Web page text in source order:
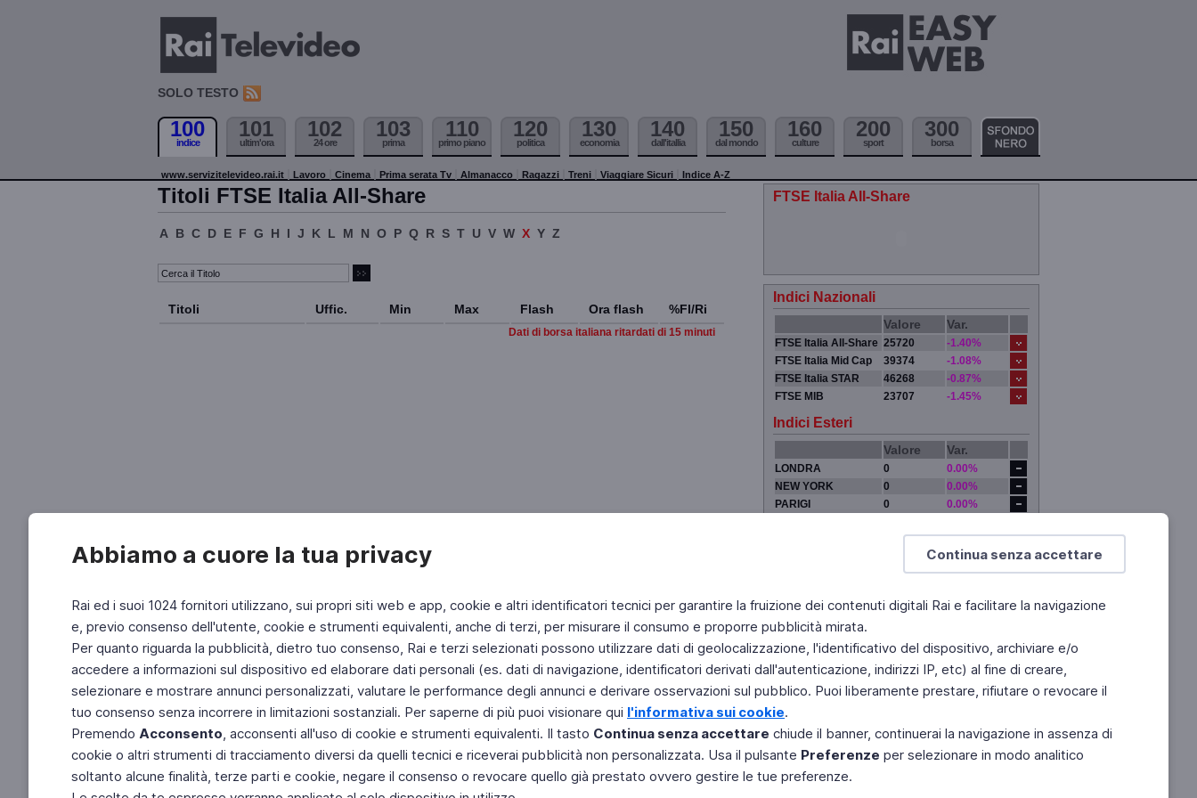
Continua senza accettare
Abbiamo a cuore la tua privacy
Rai ed i suoi 1024 fornitori utilizzano, sui propri siti web e app, cookie e altri identificatori tecnici per garantire la fruizione dei contenuti digitali Rai e facilitare la navigazione
e, previo consenso dell'utente, cookie e strumenti equivalenti, anche di terzi, per misurare il consumo e proporre pubblicità mirata.
Per quanto riguarda la pubblicità, dietro tuo consenso, Rai e terzi selezionati possono utilizzare dati di geolocalizzazione, l'identificativo del dispositivo, archiviare e/o
accedere a informazioni sul dispositivo ed elaborare dati personali (es. dati di navigazione, identificatori derivati dall'autenticazione, indirizzi IP, etc) al fine di creare,
selezionare e mostrare annunci personalizzati, valutare le performance degli annunci e derivare osservazioni sul pubblico. Puoi liberamente prestare, rifiutare o revocare il
tuo consenso senza incorrere in limitazioni sostanziali. Per saperne di più puoi visionare qui l'informativa sui cookie.
Premendo Acconsento, acconsenti all'uso di cookie e strumenti equivalenti. Il tasto Continua senza accettare chiude il banner, continuerai la navigazione in assenza di
cookie o altri strumenti di tracciamento diversi da quelli tecnici e riceverai pubblicità non personalizzata. Usa il pulsante Preferenze per selezionare in modo analitico
soltanto alcune finalità, terze parti e cookie, negare il consenso o revocare quello già prestato ovvero gestire le tue preferenze.
SOLO TESTO
100
indice
101
ultim'ora
102
24 ore
103
prima
110
primo piano
120
politica
130
economia
140
dall'itallia
150
dal mondo
160
culture
200
sport
300
borsa
www.servizitelevideo.rai.it Lavoro Cinema Prima serata Tv Almanacco Ragazzi Treni Viaggiare Sicuri Indice A-Z
Titoli FTSE Italia All-Share
A B C D E F G H I J K L M N O P Q R S T U V W X Y Z
Titoli Uffic. Min Max Flash Ora flash %Fl/Ri
Dati di borsa italiana ritardati di 15 minuti
FTSE Italia All-Share
Indici Nazionali
Valore Var.
FTSE Italia All-Share 25720
-1.40%
FTSE Italia Mid Cap
39374
-1.08%
FTSE Italia STAR
46268
-0.87%
FTSE MIB
23707 -1.45%
Indici Esteri
Valore Var.
LONDRA 0
0.00%
NEW YORK
0
0.00%
PARIGI
0
0.00%
Fai di Televideo la tua Home Page Chi Siamo
Copyright © 2011 Rai - Tutti i diritti riservati
Engineered by RAI - Reti e Piattaforme